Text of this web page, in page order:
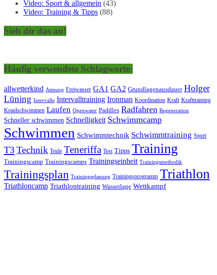
Video: Sport & allgemein (43)
Video: Training & Tipps (88)
Sieh dir das an!
Häufig verwendete Schlagworte:
allwetterkind Atmung Freiwasser GA1 GA2 Grundlagenausdauer Holger
Lüning Intervalle Intervalltraining Ironman Koordination Kraft Krafttraining
Kraulschwimmen Laufen Openwater Paddles Radfahren Regeneration
Schneller schwimmen Schnelligkeit Schwimmcamp
Schwimmen Schwimmtechnik Schwimmtraining Sport
T3Technik Teide Teneriffa Test Tipps Training
Trainingscamp Trainingscamps Trainingseinheit Trainingsmethodik
Trainingsplan Trainingsplanung Trainingsprogramm Triathlon
Triathloncamp Triathlontraining Wasserlage Wettkampf